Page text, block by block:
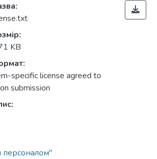
KB
specific license agreed to
submission